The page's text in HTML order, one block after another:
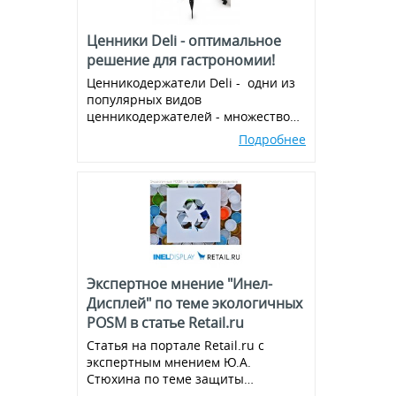
Ценники Deli - оптимальное
решение для гастрономии!
Ценникодержатели Deli - одни из
популярных видов
ценникодержателей - множество
вариантов и комбинаций, всегда в
Подробнее
Экспертное мнение "Инел-
Дисплей" по теме экологичных
POSM в статье Retail.ru
Статья на портале Retail.ru с
экспертным мнением Ю.А.
Стюхина по теме защиты